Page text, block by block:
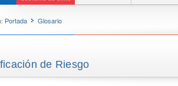
Portada Glosario
de Riesgo